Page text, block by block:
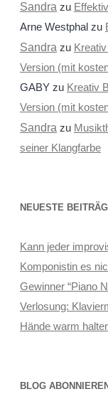
Sandra zu
Arne Westphalzu
Sandra zu
Version (mit
GABYzu Kreativ
Version (mit
Sandra zu
seiner Klangfarbe
NEUESTE
Kann jeder
Komponistin es
Gewinner “Piano
Verlosung:
Hände warm
BLOG ABONNIEREN